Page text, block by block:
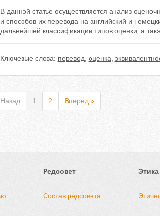
В данной статье осуществляется анализ
и способов их перевода на английский и
дальнейшей классификации типов оценки, а
Ключевые слова: перевод оценка
1 2 Вперед »
Редсовет
Состав редсовета
Этика